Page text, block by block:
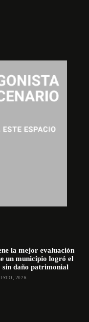
la mejor evaluación
un municipio logró el
sin daño patrimonial
2026